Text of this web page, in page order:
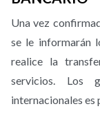
Una vez
se le informarán
realice la
servicios. Los
internacionales es